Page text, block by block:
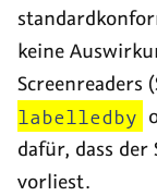
keine
Screenreaders
labelledby
dafür, dass der
vorliest.